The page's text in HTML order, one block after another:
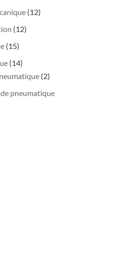
produits
1212
1212
1515
produits
1414
produits
22
pneumatique